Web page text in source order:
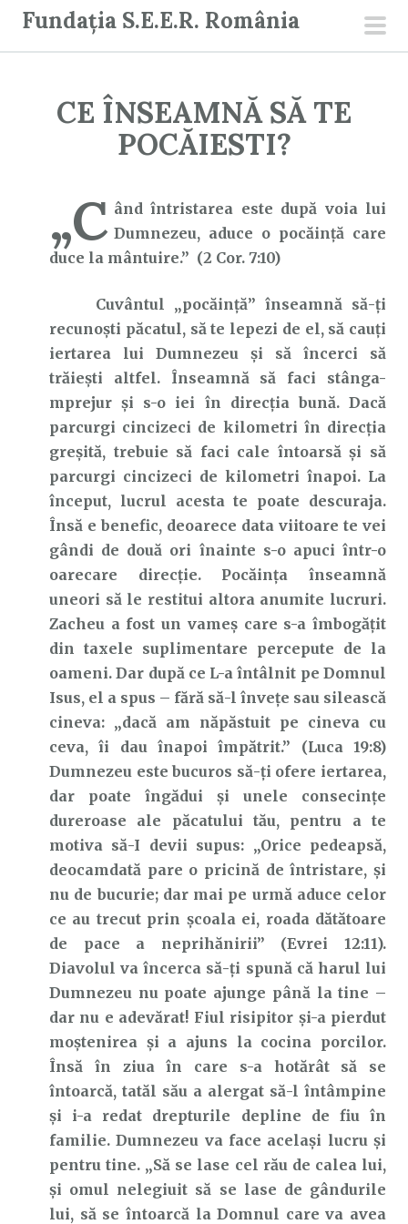
Fundația S.E.E.R. România
CE ÎNSEAMNĂ SĂ TE
POCĂIESTI?
„C ând întristarea este după voia lui
Dumnezeu, aduce o pocăinţă care
duce la mântuire.” (2 Cor. 7:10)
Cuvântul „pocăință” înseamnă să-ți
recunoști păcatul, să te lepezi de el, să cauți
iertarea lui Dumnezeu și să încerci să
trăiești altfel. Înseamnă să faci stânga-
mprejur și s-o iei în direcția bună. Dacă
parcurgi cincizeci de kilometri în direcția
greșită, trebuie să faci cale întoarsă și să
parcurgi cincizeci de kilometri înapoi. La
început, lucrul acesta te poate descuraja.
Însă e benefic, deoarece data viitoare te vei
gândi de două ori înainte s-o apuci într-o
oarecare direcție. Pocăința înseamnă
uneori să le restitui altora anumite lucruri.
Zacheu a fost un vameș care s-a îmbogățit
din taxele suplimentare percepute de la
oameni. Dar după ce L-a întâlnit pe Domnul
Isus, el a spus – fără să-l învețe sau silească
cineva: „dacă am năpăstuit pe cineva cu
ceva, îi dau înapoi împătrit.” (Luca 19:8)
Dumnezeu este bucuros să-ți ofere iertarea,
dar poate îngădui și unele consecințe
dureroase ale păcatului tău, pentru a te
motiva să-I devii supus: „Orice pedeapsă,
deocamdată pare o pricină de întristare, şi
nu de bucurie; dar mai pe urmă aduce celor
ce au trecut prin şcoala ei, roada dătătoare
de pace a neprihănirii” (Evrei 12:11).
Diavolul va încerca să-ți spună că harul lui
Dumnezeu nu poate ajunge până la tine –
dar nu e adevărat! Fiul risipitor și-a pierdut
moștenirea și a ajuns la cocina porcilor.
Însă în ziua în care s-a hotărât să se
întoarcă, tatăl său a alergat să-l întâmpine
și i-a redat drepturile depline de fiu în
familie. Dumnezeu va face același lucru și
pentru tine. „Să se lase cel rău de calea lui,
şi omul nelegiuit să se lase de gândurile
lui, să se întoarcă la Domnul care va avea